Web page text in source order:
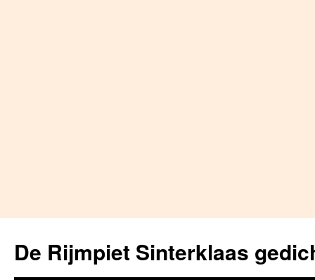
content
De Rijmpiet Sinterklaas